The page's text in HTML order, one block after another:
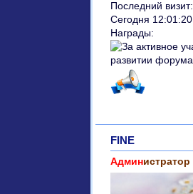
Последний визит:
Сегодня 12:01:20
Награды:
FINE
Администратор